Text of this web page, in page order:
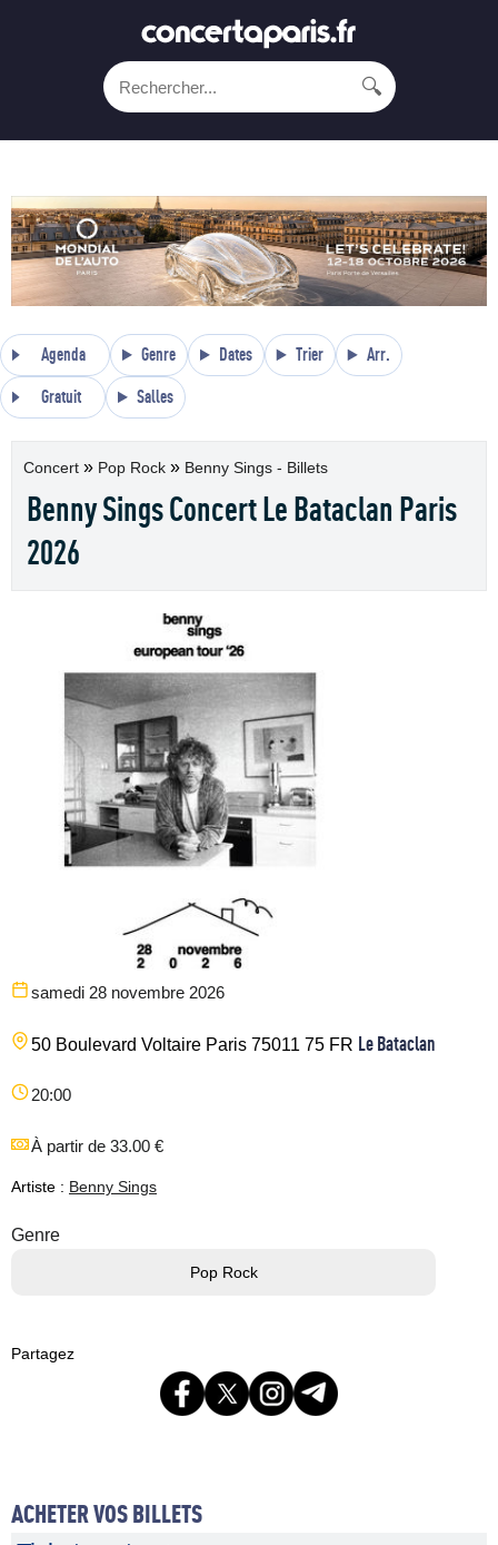
🔍
Agenda Genre Dates Trier Arr.
Gratuit Salles
Concert » Pop Rock » Benny Sings - Billets
Benny Sings Concert Le Bataclan Paris
2026
samedi 28 novembre 2026
50 Boulevard Voltaire Paris 75011 75 FR Le Bataclan
20:00
À partir de 33.00 €
Artiste : Benny Sings
Genre
Pop Rock
Partagez
ACHETER VOS BILLETS